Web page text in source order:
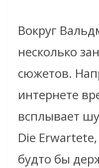
Вокруг
несколько
сюжетов.
интернете
всплывает
Die
будто бы